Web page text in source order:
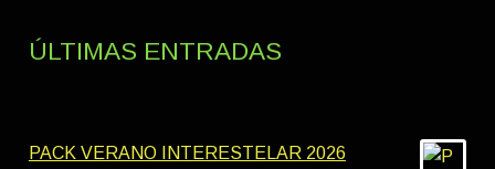
ÚLTIMAS ENTRADAS
PACK VERANO INTERESTELAR 2026